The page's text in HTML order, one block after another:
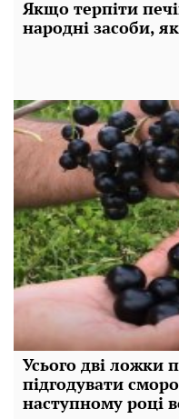
Якщо терпіти
народні засоби,
Усього дві ложки
підгодувати
наступному році